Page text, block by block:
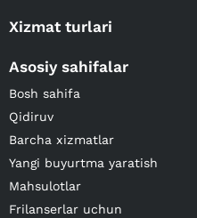
Xizmat turlari
Asosiy sahifalar
Bosh sahifa
Qidiruv
Barcha xizmatlar
Yangi buyurtma yaratish
Mahsulotlar
Frilanserlar uchun